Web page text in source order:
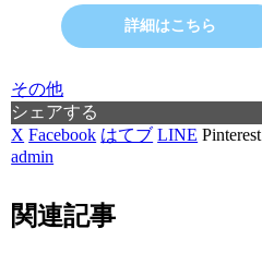
詳細はこちら
その他
シェアする
X Facebook はてブ LINE Pinterest
admin
関連記事